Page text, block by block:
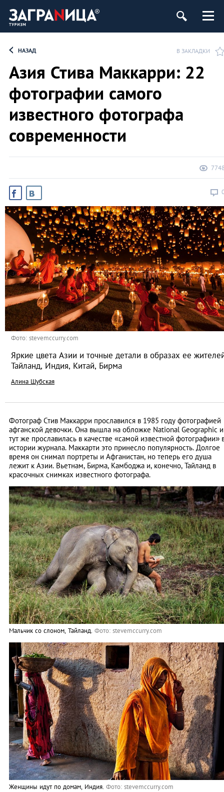
НАЗАД В ЗАКЛАДКИ
Азия Стива Маккарри: 22
фотографии самого
известного фотографа
современности
Фото: stevemccurry.com
Яркие цвета Азии и точные детали в образах ее
Тайланд, Индия, Китай, Бирма
Алина Шубская
Фотограф Стив Маккарри прославился в 1985 году фотографией
афганской девочки. Она вышла на обложке National Geographic и
тут же прославилась в качестве «самой известной фотографии»
истории журнала. Маккарти это принесло популярность. Долгое
время он снимал портреты и Афганистан, но теперь его душа
лежит к Азии. Вьетнам, Бирма, Камбоджа и, конечно, Тайланд в
красочных снимках известного фотографа.
Мальчик со слоном, Тайланд. Фото: stevemccurry.com
Женщины идут по домам, Индия. Фото: stevemccurry.com